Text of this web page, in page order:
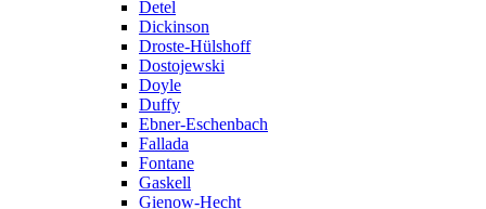
Detel
Dickinson
Droste-Hülshoff
Dostojewski
Doyle
Duffy
Ebner-Eschenbach
Fallada
Fontane
Gaskell
Gienow-Hecht